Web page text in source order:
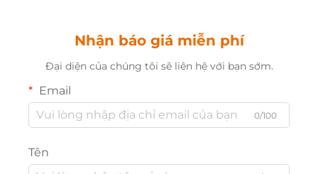
Nhận báo giá miễn phí
Đại diện của chúng tôi sẽ liên hệ với bạn sớm.
Email
0/100
Tên